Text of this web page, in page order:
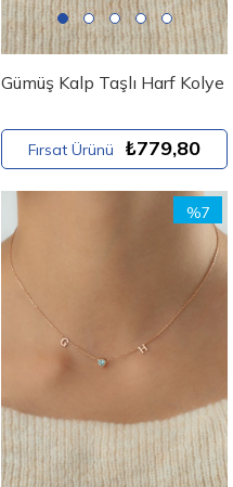
Gümüş Kalp Taşlı Harf Kolye
Fırsat Ürünü ₺779,80
%7